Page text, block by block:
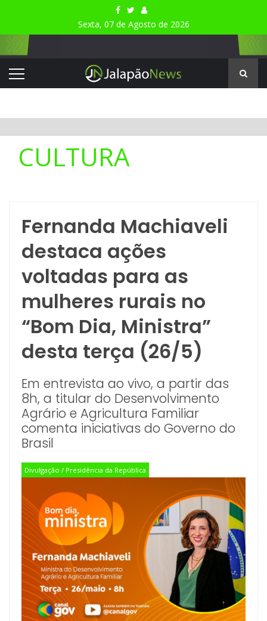
Sexta, 07 de Agosto de 2026
CULTURA
Fernanda Machiaveli
destaca ações
voltadas para as
mulheres rurais no
“Bom Dia, Ministra”
desta terça (26/5)
Em entrevista ao vivo, a partir das
8h, a titular do Desenvolvimento
Agrário e Agricultura Familiar
comenta iniciativas do Governo do
Brasil
Divulgação / Presidência da República